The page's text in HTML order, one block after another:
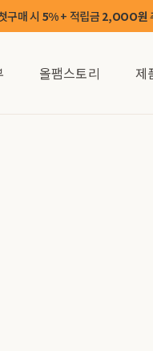
구매 시 5%+ 적립금 2,OOO원
올팸스토리 제